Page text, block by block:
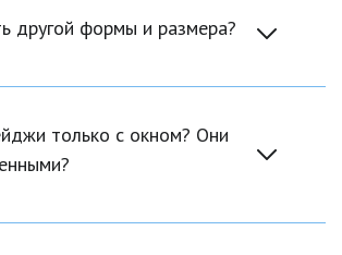
другой формы и размера?
только с окном? Они